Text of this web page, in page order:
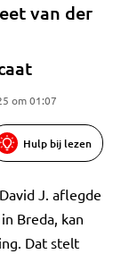
van der
om 01:07
Hulp bij lezen
J. aflegde
Breda, kan
Dat stelt